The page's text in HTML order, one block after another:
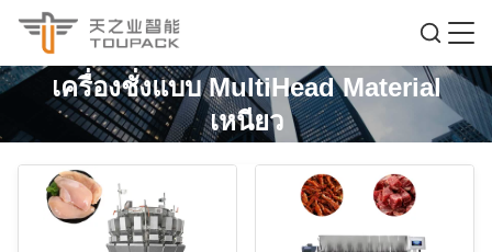
เครื่องชั่งแบบ MultiHead Material
เหนียว